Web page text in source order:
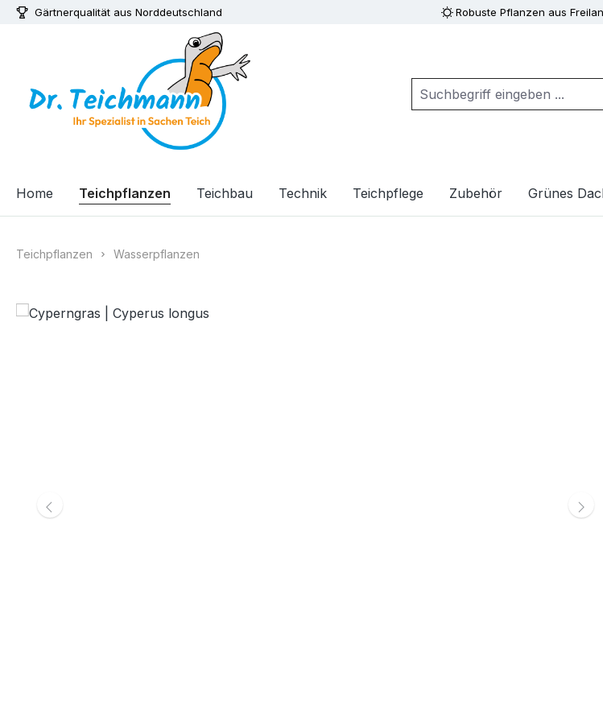
Hauptinhalt springen
Zur Suche springen
Zur Hauptnavigation springen
Gärtnerqualität aus Norddeutschland Robuste Pflanzen aus
Home Teichpflanzen Teichbau Technik Teichpflege Zubehör Grünes
Teichpflanzen Wasserpflanzen
Bildergalerie überspringen